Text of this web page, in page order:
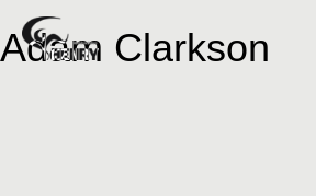
Adam Clarkson